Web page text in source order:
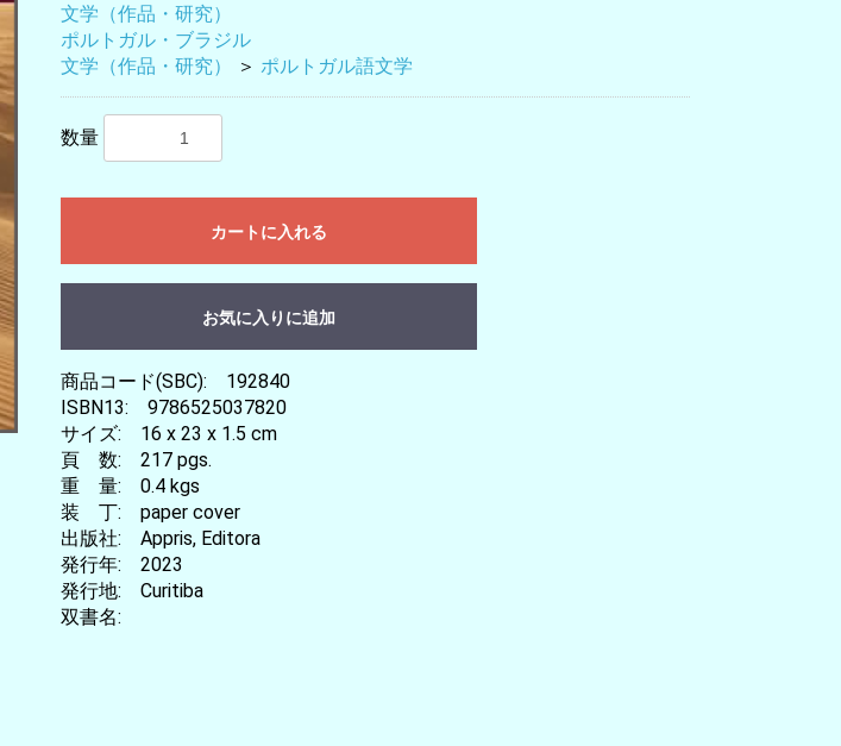
文学（作品・研究）
ポルトガル・ブラジル
文学（作品・研究）
＞ ポルトガル語文学
数量
カートに入れる
お気に入りに追加
商品コード(SBC): 192840
ISBN13: 9786525037820
サイズ: 16 x 23 x 1.5 cm
頁 数: 217 pgs.
重 量: 0.4 kgs
装 丁: paper cover
出版社: Appris, Editora
発行年: 2023
発行地: Curitiba
双書名: